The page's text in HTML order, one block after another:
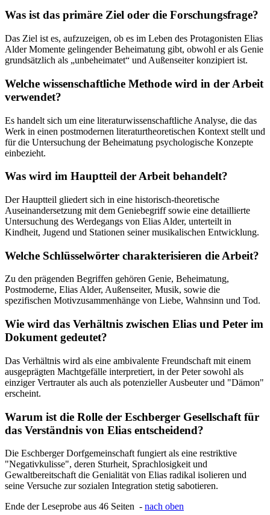
Was ist das primäre Ziel oder die Forschungsfrage?
Das Ziel ist es, aufzuzeigen, ob es im Leben des Protagonisten Elias
Alder Momente gelingender Beheimatung gibt, obwohl er als Genie
grundsätzlich als „unbeheimatet“ und Außenseiter konzipiert ist.
Welche wissenschaftliche Methode wird in der Arbeit
verwendet?
Es handelt sich um eine literaturwissenschaftliche Analyse, die das
Werk in einen postmodernen literaturtheoretischen Kontext stellt und
für die Untersuchung der Beheimatung psychologische Konzepte
einbezieht.
Was wird im Hauptteil der Arbeit behandelt?
Der Hauptteil gliedert sich in eine historisch-theoretische
Auseinandersetzung mit dem Geniebegriff sowie eine detaillierte
Untersuchung des Werdegangs von Elias Alder, unterteilt in
Kindheit, Jugend und Stationen seiner musikalischen Entwicklung.
Welche Schlüsselwörter charakterisieren die Arbeit?
Zu den prägenden Begriffen gehören Genie, Beheimatung,
Postmoderne, Elias Alder, Außenseiter, Musik, sowie die
spezifischen Motivzusammenhänge von Liebe, Wahnsinn und Tod.
Wie wird das Verhältnis zwischen Elias und Peter im
Dokument gedeutet?
Das Verhältnis wird als eine ambivalente Freundschaft mit einem
ausgeprägten Machtgefälle interpretiert, in der Peter sowohl als
einziger Vertrauter als auch als potenzieller Ausbeuter und "Dämon"
erscheint.
Warum ist die Rolle der Eschberger Gesellschaft für
das Verständnis von Elias entscheidend?
Die Eschberger Dorfgemeinschaft fungiert als eine restriktive
"Negativkulisse", deren Sturheit, Sprachlosigkeit und
Gewaltbereitschaft die Genialität von Elias radikal isolieren und
seine Versuche zur sozialen Integration stetig sabotieren.
Ende der Leseprobe aus 46 Seiten - nach oben